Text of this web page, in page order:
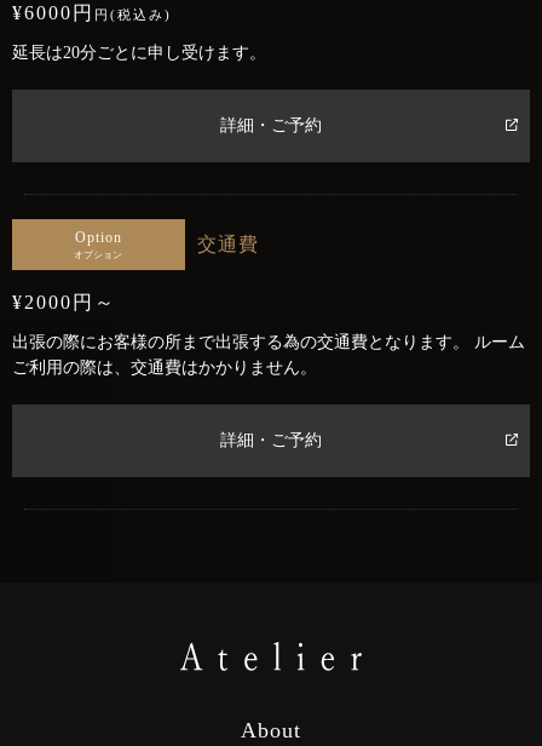
¥6000円 円(税込み)
延長は20分ごとに申し受けます。
詳細・ご予約
Option
オプション
交通費
¥2000円～
出張の際にお客様の所まで出張する為の交通費となります。 ルーム
ご利用の際は、交通費はかかりません。
詳細・ご予約
About